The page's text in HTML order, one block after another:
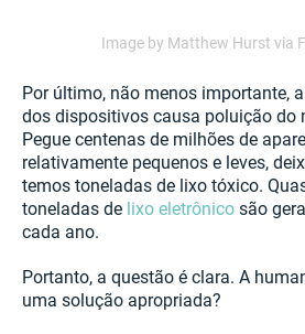
Image by Matthew Hurst via
Por último, não menos importante,
dos dispositivos causa poluição do
Pegue centenas de milhões de
relativamente pequenos e leves,
temos toneladas de lixo tóxico.
toneladas de lixo eletrônico são
cada ano.
Portanto, a questão é clara. A
uma solução apropriada?